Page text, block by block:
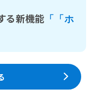
る新機能 「「ホ